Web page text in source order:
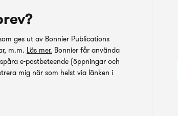
ges ut av Bonnier Publications
m.m. Läs mer. Bonnier får använda
e-postbeteende (öppningar och
mig när som helst via länken i